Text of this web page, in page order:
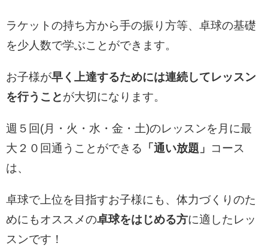
ラケットの持ち方から手の振り方等、卓球の基礎
を少人数で学ぶことができます。
お子様が早く上達するためには連続してレッスン
を行うことが大切になります。
週５回(月・火・水・金・土)のレッスンを月に最
大２０回通うことができる 「通い放題」
コース
は、
卓球で上位を目指すお子様にも、体力づくりのた
めにもオススメの卓球をはじめる方に適したレッ
スンです！